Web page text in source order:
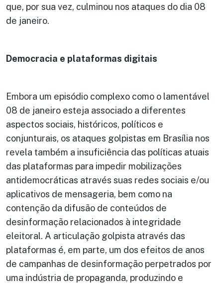
que, por sua vez, culminou nos ataques do dia 08
de janeiro.
Democracia e plataformas digitais
Embora um episódio complexo como o lamentável
08 de janeiro esteja associado a diferentes
aspectos sociais, históricos, políticos e
conjunturais, os ataques golpistas em Brasília nos
revela também a insuficiência das políticas atuais
das plataformas para impedir mobilizações
antidemocráticas através suas redes sociais e/ou
aplicativos de mensageria, bem como na
contenção da difusão de conteúdos de
desinformação relacionados à integridade
eleitoral. A articulação golpista através das
plataformas é, em parte, um dos efeitos de anos
de campanhas de desinformação perpetrados por
uma indústria de propaganda, produzindo e